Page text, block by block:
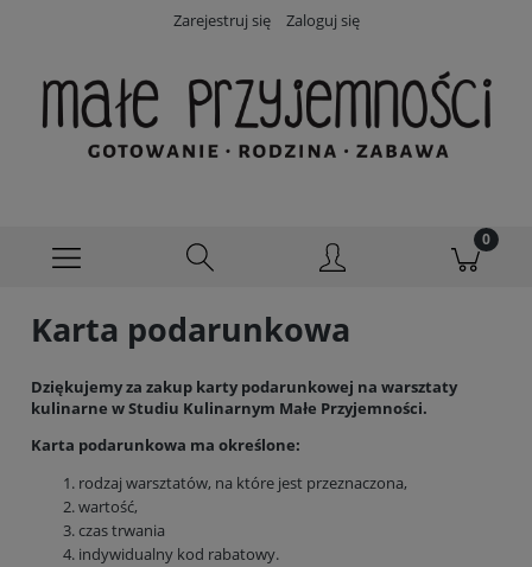
Zarejestruj się Zaloguj się
Karta podarunkowa
Dziękujemy za zakup karty podarunkowej na warsztaty
kulinarne w Studiu Kulinarnym Małe Przyjemności.
Karta podarunkowa ma określone:
rodzaj warsztatów, na które jest przeznaczona,
wartość,
czas trwania
indywidualny kod rabatowy.